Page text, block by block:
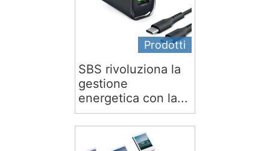
Prodotti
SBS rivoluziona la
gestione
energetica con la...